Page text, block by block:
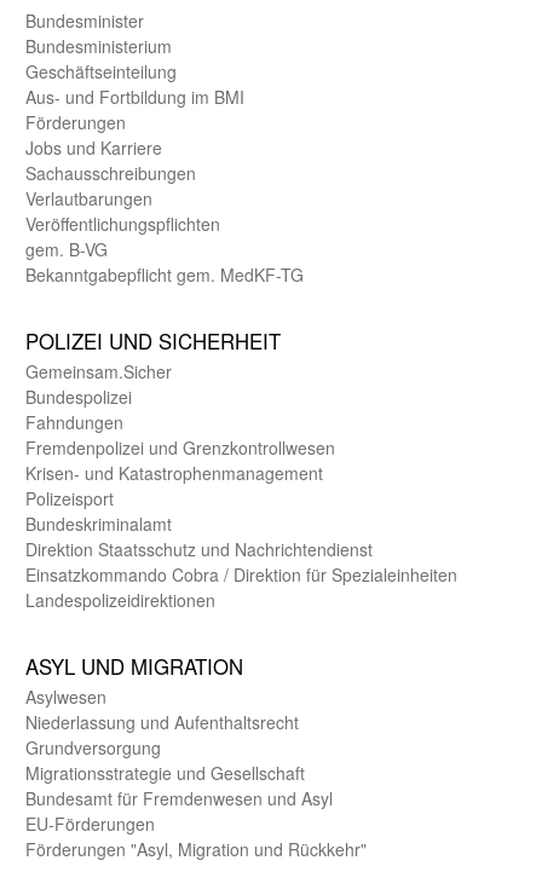
Bundes­minister
Bundes­ministerium
Geschäfts­einteilung
Aus- und Fortbildung im BMI
Förderungen
Jobs und Karriere
Sachaus­schreibungen
Verlautbarungen
Veröffentlichungspflichten
gem. B-VG
Bekanntgabepflicht gem. MedKF-TG
POLIZEI UND SICHER­HEIT
Gemein­sam.Sicher
Bundes­polizei
Fahndungen
Fremdenpolizei und Grenzkontrollwesen
Krisen- und Katastrophen­management
Polizeisport
Bundes­kriminal­amt
Direktion Staats­schutz und Nach­richten­dienst
Einsatz­kommando Cobra / Direktion für Spezialeinheiten
Landes­polizei­direk­tionen
ASYL UND MIGRA­TION
Asyl­wesen
Nieder­lassung und Aufent­halts­recht
Grund­versorgung
Migrations­strategie und Gesell­schaft
Bundes­amt für Fremden­wesen und Asyl
EU-Förde­rungen
Förderungen "Asyl, Migration und Rückkehr"